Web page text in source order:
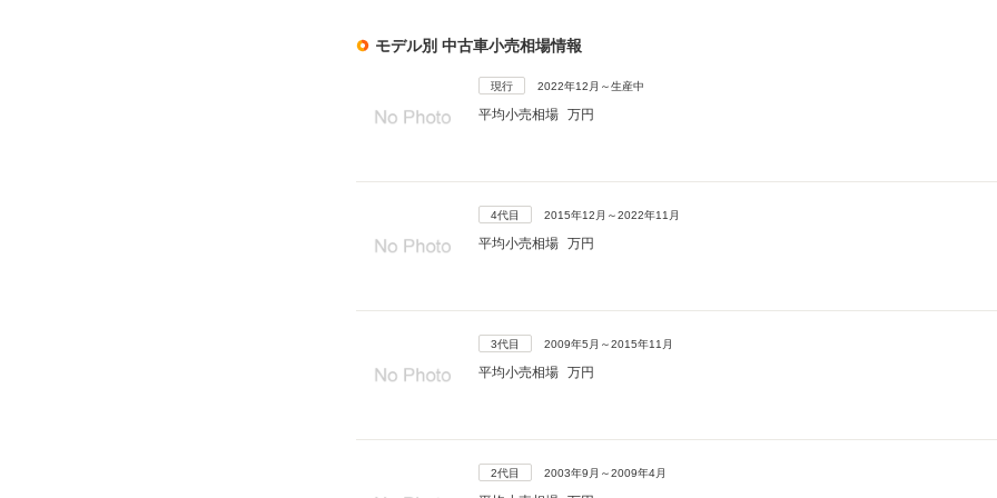
モデル別 中古車小売相場情報
現行 2022年12月～生産中
平均小売相場 万円
4代目 2015年12月～2022年11月
平均小売相場 万円
3代目 2009年5月～2015年11月
平均小売相場 万円
2代目 2003年9月～2009年4月